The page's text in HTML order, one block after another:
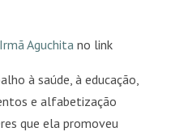
Irmã Aguchitano link
à saúde, à educação,
e alfabetização
que ela promoveu